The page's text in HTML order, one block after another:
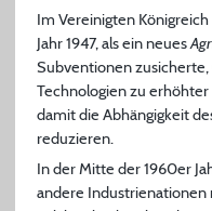
Im Vereinigten
Jahr 1947, als ein neues
Subventionen
Technologien zu
damit die Abhängigkeit
reduzieren.
In der Mitte der 1960er
andere